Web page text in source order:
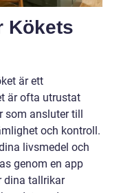
Kökets
är ett
är ofta utrustat
ansluter till
och kontroll.
livsmedel och
genom en app
dina tallrikar